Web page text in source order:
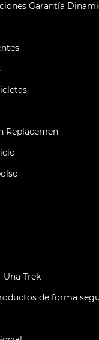
Garantía
Replacemen
Una Trek
de forma